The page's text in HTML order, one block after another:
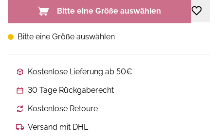
Bitte eine Größe auswählen
Bitte eine Größe auswählen
Kostenlose Lieferung ab 50€
30 Tage Rückgaberecht
Kostenlose Retoure
Versand mit DHL